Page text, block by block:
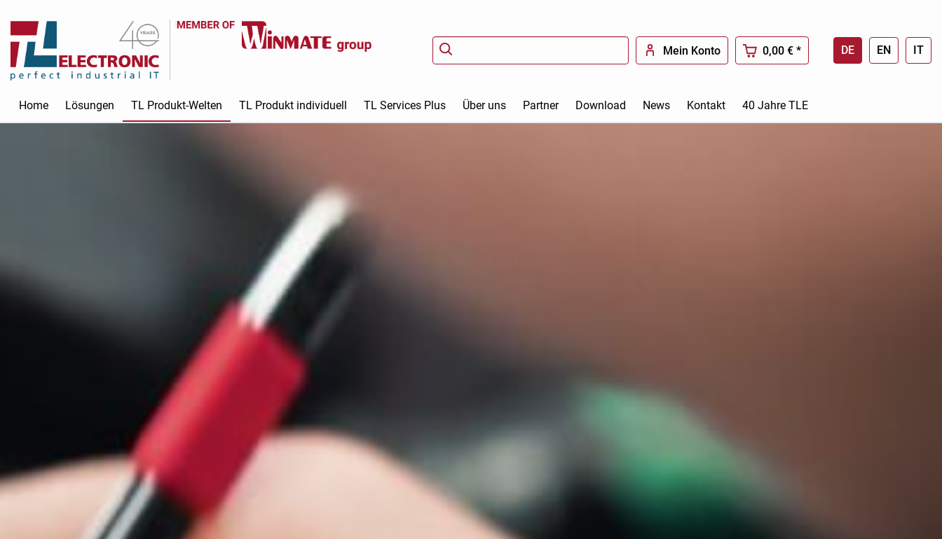
DE EN IT
Mein Konto 0,00 € *
Home Lösungen TL Produkt-Welten TL Produkt individuell TL Services Plus Über uns Partner Download News Kontakt 40 Jahre TLE